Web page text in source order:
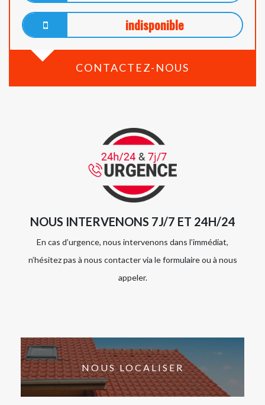
indisponible
CONTACTEZ-NOUS
NOUS INTERVENONS 7J/7 ET 24H/24
En cas d’urgence, nous intervenons dans l’immédiat,
n’hésitez pas à nous contacter via le formulaire ou à nous
appeler.
NOUS LOCALISER